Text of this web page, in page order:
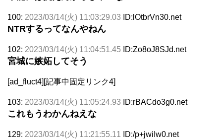
100: 2023/03/14(火) 11:03:29.03 ID:lOtbrVn30.net
NTRするってなんやねん
102: 2023/03/14(火) 11:04:51.45 ID:Zo8oJ8SJd.net
宮城に嫉妬してそう
[ad_fluct4][記事中固定リンク4]
103: 2023/03/14(火) 11:05:24.93 ID:rBACdo3g0.net
これもうわかんねえな
129: 2023/03/14(火) 11:21:55.11 ID:/p+jwiIw0.net